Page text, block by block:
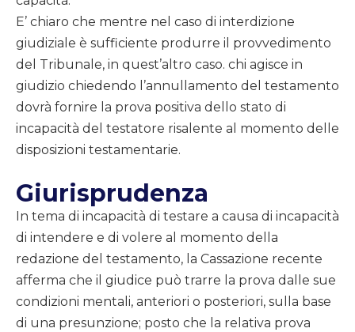
E’ chiaro che mentre nel caso di interdizione
giudiziale è sufficiente produrre il provvedimento
del Tribunale, in quest’altro caso. chi agisce in
giudizio chiedendo l’annullamento del testamento
dovrà fornire la prova positiva dello stato di
incapacità del testatore risalente al momento delle
disposizioni testamentarie.
Giurisprudenza
In tema di incapacità di testare a causa di incapacità
di intendere e di volere al momento della
redazione del testamento, la Cassazione recente
afferma che il giudice può trarre la prova dalle sue
condizioni mentali, anteriori o posteriori, sulla base
di una presunzione; posto che la relativa prova